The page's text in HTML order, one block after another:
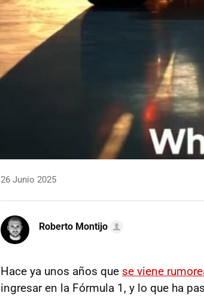
26 Junio 2025
Roberto Montijo
Hace ya unos años que se viene
ingresar en la Fórmula 1, y lo que ha